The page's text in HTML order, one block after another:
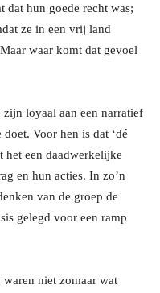
dat hun goede recht was;
ze in een vrij land
waar komt dat gevoel
loyaal aan een narratief
Voor hen is dat ‘dé
het een daadwerkelijke
en hun acties. In zo’n
van de groep de
gelegd voor een ramp
niet zomaar wat